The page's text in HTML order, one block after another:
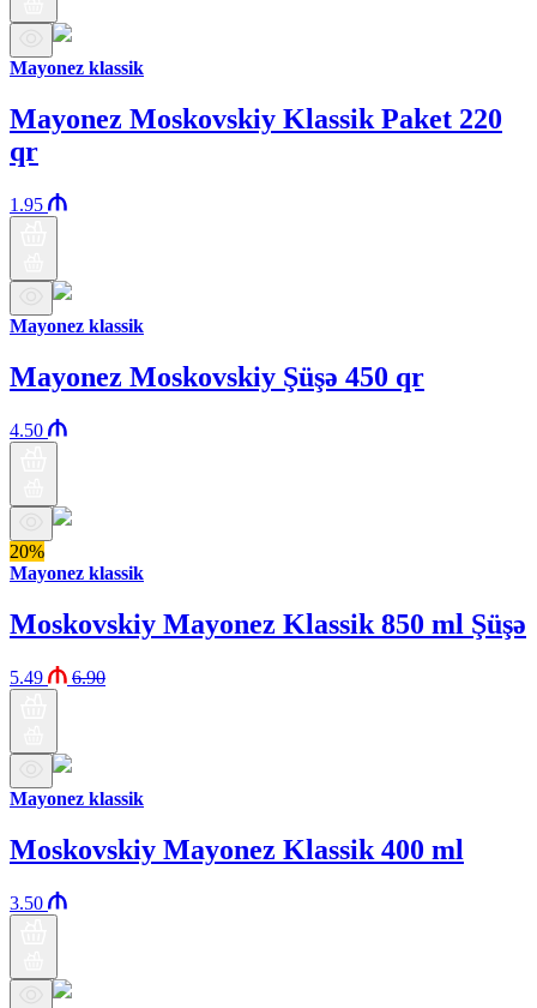
Mayonez klassik
Mayonez Moskovskiy Klassik Paket 220
qr
1.95
Mayonez klassik
Mayonez Moskovskiy Şüşə 450 qr
4.50
20%
Mayonez klassik
Moskovskiy Mayonez Klassik 850 ml Şüşə
5.49 6.90
Mayonez klassik
Moskovskiy Mayonez Klassik 400 ml
3.50